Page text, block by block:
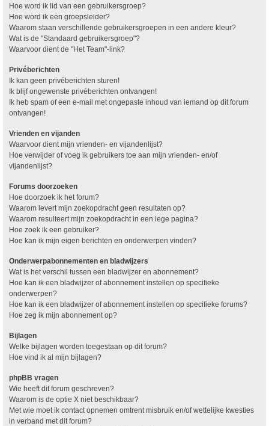
Hoe word ik lid van een gebruikersgroep?
Hoe word ik een groepsleider?
Waarom staan verschillende gebruikersgroepen in een andere kleur?
Wat is de "Standaard gebruikersgroep"?
Waarvoor dient de "Het Team"-link?
Privéberichten
Ik kan geen privéberichten sturen!
Ik blijf ongewenste privéberichten ontvangen!
Ik heb spam of een e-mail met ongepaste inhoud van iemand op dit forum
ontvangen!
Vrienden en vijanden
Waarvoor dient mijn vrienden- en vijandenlijst?
Hoe verwijder of voeg ik gebruikers toe aan mijn vrienden- en/of
vijandenlijst?
Forums doorzoeken
Hoe doorzoek ik het forum?
Waarom levert mijn zoekopdracht geen resultaten op?
Waarom resulteert mijn zoekopdracht in een lege pagina?
Hoe zoek ik een gebruiker?
Hoe kan ik mijn eigen berichten en onderwerpen vinden?
Onderwerpabonnementen en bladwijzers
Wat is het verschil tussen een bladwijzer en abonnement?
Hoe kan ik een bladwijzer of abonnement instellen op specifieke
onderwerpen?
Hoe kan ik een bladwijzer of abonnement instellen op specifieke forums?
Hoe zeg ik mijn abonnement op?
Bijlagen
Welke bijlagen worden toegestaan op dit forum?
Hoe vind ik al mijn bijlagen?
phpBB vragen
Wie heeft dit forum geschreven?
Waarom is de optie X niet beschikbaar?
Met wie moet ik contact opnemen omtrent misbruik en/of wettelijke kwesties
in verband met dit forum?